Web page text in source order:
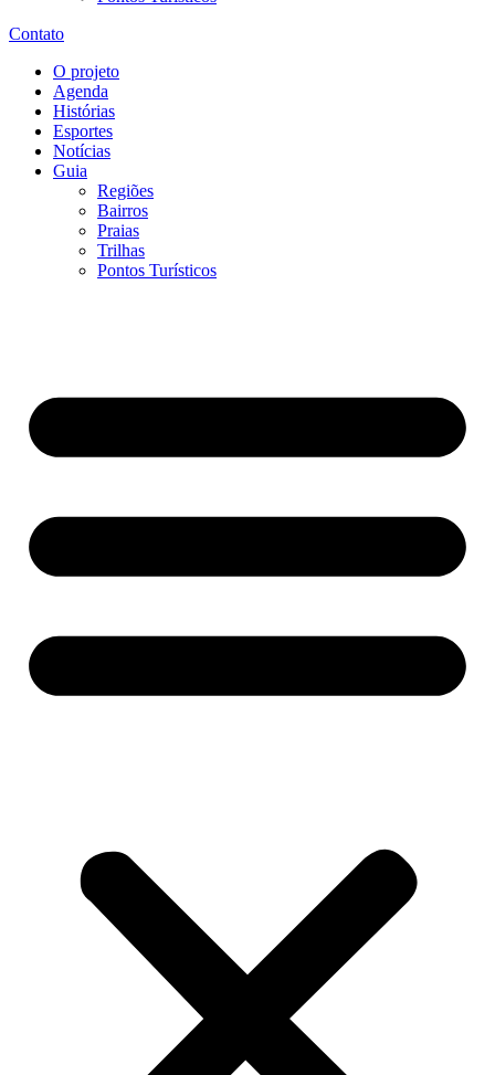
Contato
O projeto
Agenda
Histórias
Esportes
Notícias
Guia
Regiões
Bairros
Praias
Trilhas
Pontos Turísticos